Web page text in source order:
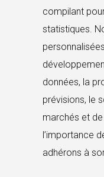
compilant
statistiques.
données, la
prévisions, le
marchés et
l’importance
adhérons à